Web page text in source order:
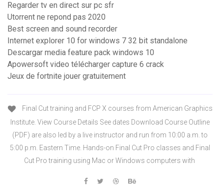
Regarder tv en direct sur pc sfr
Utorrent ne repond pas 2020
Best screen and sound recorder
Internet explorer 10 for windows 7 32 bit standalone
Descargar media feature pack windows 10
Apowersoft video télécharger capture 6 crack
Jeux de fortnite jouer gratuitement
Final Cut training and FCP X courses from American Graphics
Institute. View Course Details See dates Download Course Outline
(PDF) are also led by a live instructor and run from 10:00 a.m. to
5:00 p.m. Eastern Time. Hands-on Final Cut Pro classes and Final
Cut Pro training using Mac or Windows computers with